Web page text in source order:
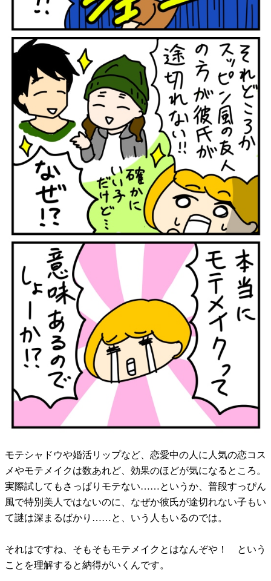
モテシャドウや婚活リップなど、恋愛中の人に人気の恋コス
メやモテメイクは数あれど、効果のほどが気になるところ。
実際試してもさっぱりモテない……というか、普段すっぴん
風で特別美人ではないのに、なぜか彼氏が途切れない子もい
て謎は深まるばかり……と、いう人もいるのでは。
それはですね、そもそもモテメイクとはなんぞや！ という
ことを理解すると納得がいくんです。